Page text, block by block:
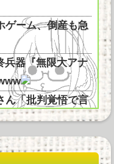
ゲーム、倒産も急
兵器『無限大アナ
ん「批判覚悟で言
し...
、落とし穴に落と